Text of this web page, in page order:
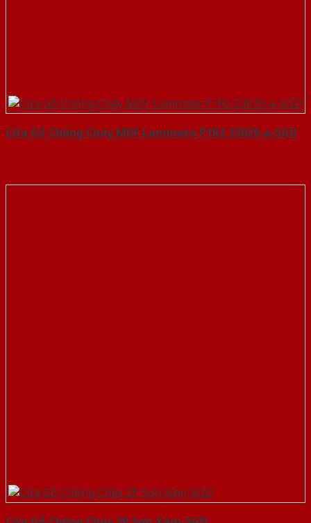
Cửa Gỗ Chống Cháy MDF Laminate P1R2 23029-a-SGD